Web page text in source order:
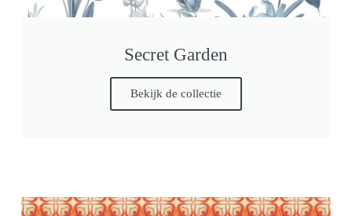
Secret Garden
Bekijk de collectie